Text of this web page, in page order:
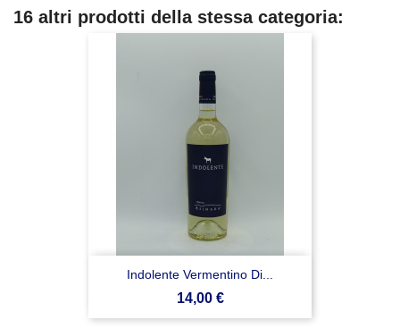
16 altri prodotti della stessa categoria:
Indolente Vermentino Di...
Prezzo
14,00 €